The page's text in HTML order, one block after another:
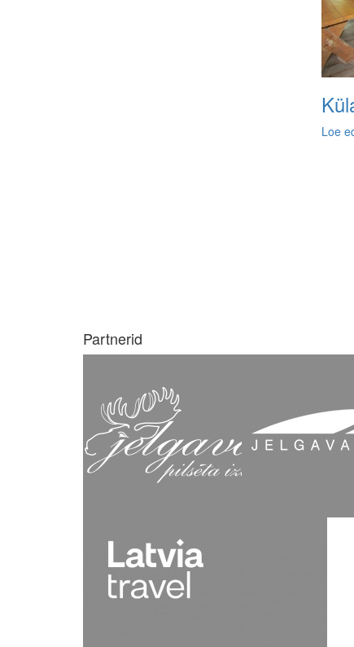
Loe
Partnerid